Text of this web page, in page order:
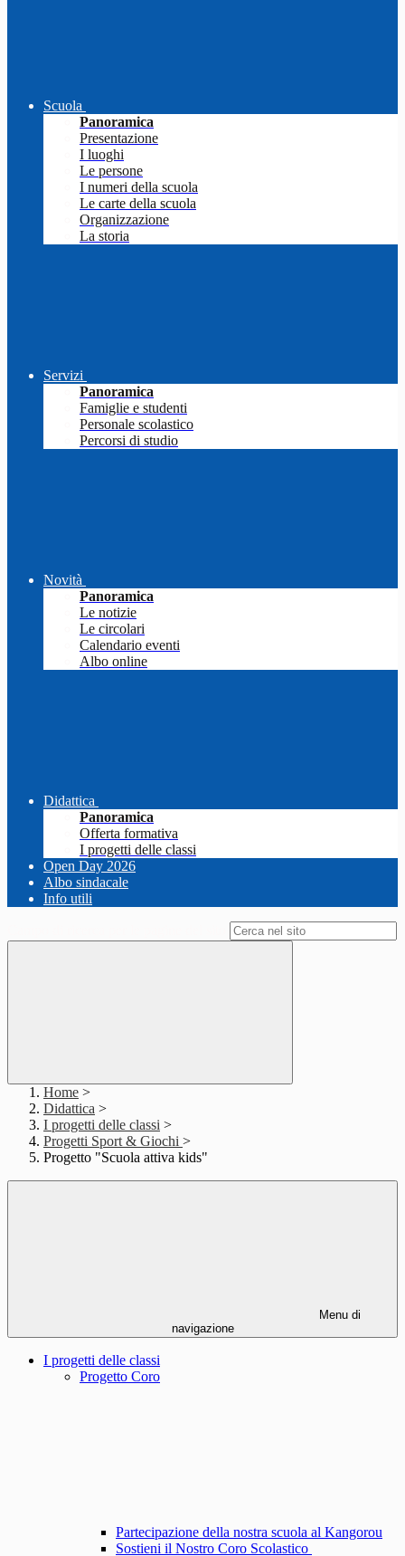
Scuola
Panoramica
Presentazione
I luoghi
Le persone
I numeri della scuola
Le carte della scuola
Organizzazione
La storia
Servizi
Panoramica
Famiglie e studenti
Personale scolastico
Percorsi di studio
Novità
Panoramica
Le notizie
Le circolari
Calendario eventi
Albo online
Didattica
Panoramica
Offerta formativa
I progetti delle classi
Open Day 2026
Albo sindacale
Info utili
Home >
Didattica >
I progetti delle classi >
Progetti Sport & Giochi >
Progetto "Scuola attiva kids"
Menu di
navigazione
I progetti delle classi
Progetto Coro
Partecipazione della nostra scuola al Kangorou
Sostieni il Nostro Coro Scolastico